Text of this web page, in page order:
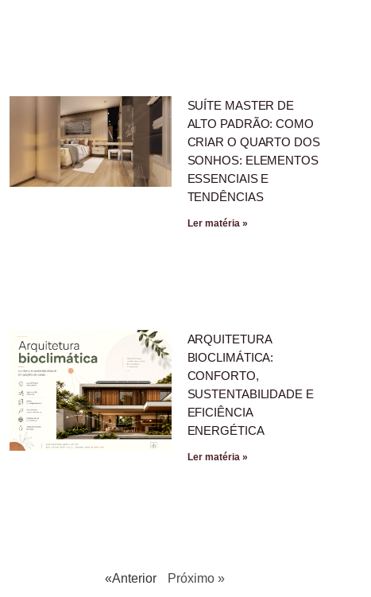
SUÍTE MASTER DE
ALTO PADRÃO: COMO
CRIAR O QUARTO DOS
SONHOS: ELEMENTOS
ESSENCIAIS E
TENDÊNCIAS
Ler matéria »
ARQUITETURA
BIOCLIMÁTICA:
CONFORTO,
SUSTENTABILIDADE E
EFICIÊNCIA
ENERGÉTICA
Ler matéria »
«Anterior Próximo »